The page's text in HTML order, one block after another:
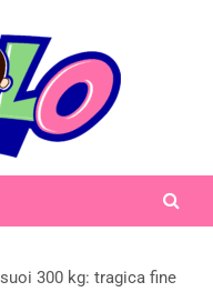
300 kg: tragica fine